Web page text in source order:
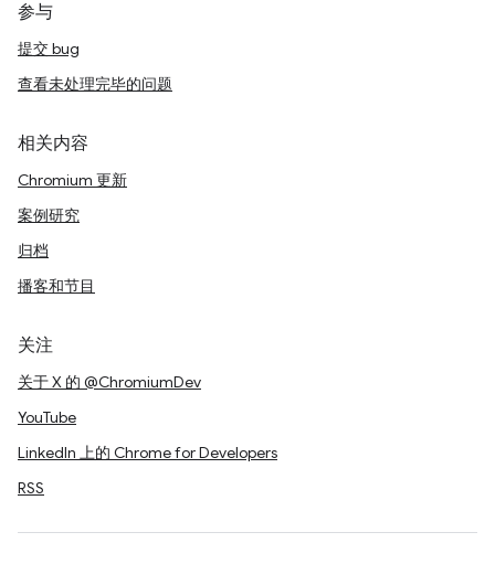
参与
提交 bug
查看未处理完毕的问题
相关内容
Chromium 更新
案例研究
归档
播客和节目
关注
关于 X 的 @ChromiumDev
YouTube
LinkedIn 上的 Chrome for Developers
RSS